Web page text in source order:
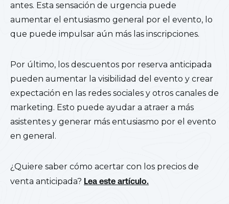
antes. Esta sensación de urgencia puede
aumentar el entusiasmo general por el evento, lo
que puede impulsar aún más las inscripciones.
Por último, los descuentos por reserva anticipada
pueden aumentar la visibilidad del evento y crear
expectación en las redes sociales y otros canales de
marketing. Esto puede ayudar a atraer a más
asistentes y generar más entusiasmo por el evento
en general.
¿Quiere saber cómo acertar con los precios de
venta anticipada? Lea este artículo.